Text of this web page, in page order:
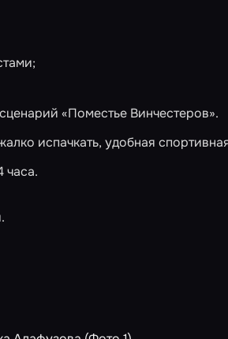
«Поместье Винчестеров».
испачкать, удобная
часа.